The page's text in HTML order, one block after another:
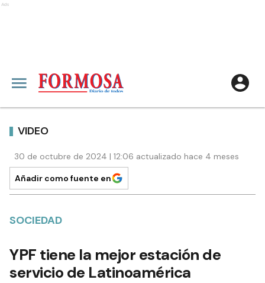
Ads
VIDEO
30 de octubre de 2024 | 12:06 actualizado hace 4 meses
Añadir como fuente en
SOCIEDAD
YPF tiene la mejor estación de
servicio de Latinoamérica